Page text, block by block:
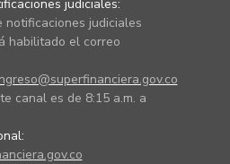
judiciales:
notificaciones judiciales
habilitado el correo
canal es de 8:15 a.m. a